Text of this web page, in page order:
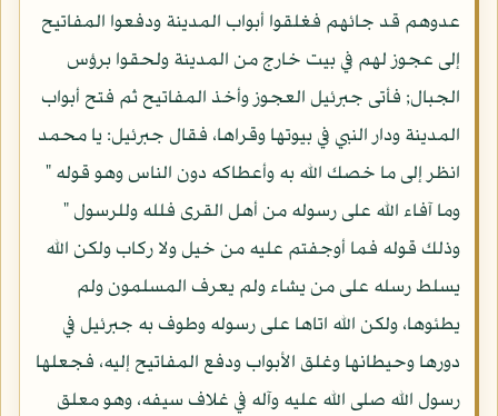
عدوهم قد جائهم فغلقوا أبواب المدينة ودفعوا المفاتيح
إلى عجوز لهم في بيت خارج من المدينة ولحقوا برؤس
الجبال; فأتى جبرئيل العجوز وأخذ المفاتيح ثم فتح أبواب
المدينة ودار النبي في بيوتها وقراها، فقال جبرئيل: يا محمد
انظر إلى ما خصك الله به وأعطاكه دون الناس وهو قوله "
وما آفاء الله على رسوله من أهل القرى فلله وللرسول "
وذلك قوله فما أوجفتم عليه من خيل ولا ركاب ولكن الله
يسلط رسله على من يشاء ولم يعرف المسلمون ولم
يطئوها، ولكن الله اتاها على رسوله وطوف به جبرئيل في
دورها وحيطانها وغلق الأبواب ودفع المفاتيح إليه، فجعلها
رسول الله صلى الله عليه وآله في غلاف سيفه، وهو معلق